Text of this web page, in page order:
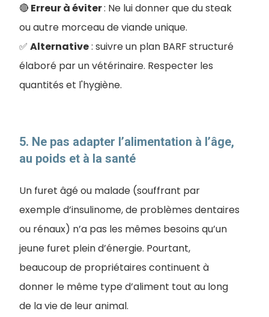
🔴 Erreur à éviter: Ne lui donner que du steak
ou autre morceau de viande unique.
✅ Alternative: suivre un plan BARF structuré
élaboré par un vétérinaire. Respecter les
quantités et l'hygiène.
5. Ne pas adapter l’alimentation à l’âge,
au poids et à la santé
Un furet âgé ou malade (souffrant par
exemple d’insulinome, de problèmes dentaires
ou rénaux) n’a pas les mêmes besoins qu’un
jeune furet plein d’énergie. Pourtant,
beaucoup de propriétaires continuent à
donner le même type d’aliment tout au long
de la vie de leur animal.